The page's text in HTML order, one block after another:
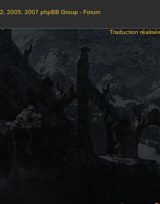
2005, 2007 phpBB Group - Forum
Traduction